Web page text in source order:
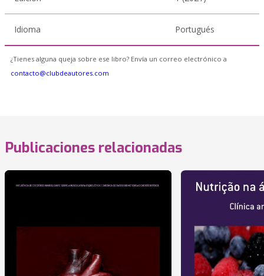
Idioma Portugués
¿Tienes alguna queja sobre ese libro? Envía un correo electrónico a
contacto@clubdeautores.com
Publicaciones relacionadas